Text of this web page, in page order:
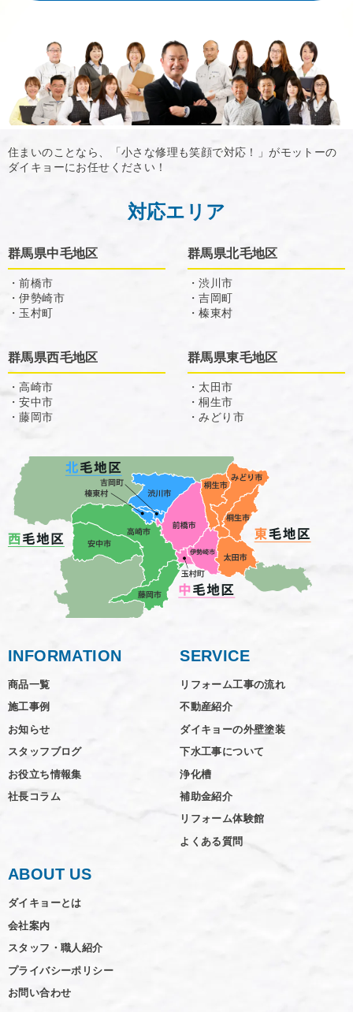
住まいのことなら、「小さな修理も笑顔で対応！」がモットーの
ダイキョーにお任せください！
対応エリア
群馬県中毛地区
・前橋市
・伊勢崎市
・玉村町
群馬県北毛地区
・渋川市
・吉岡町
・榛東村
群馬県西毛地区
・高崎市
・安中市
・藤岡市
群馬県東毛地区
・太田市
・桐生市
・みどり市
INFORMATION
商品一覧
施工事例
お知らせ
スタッフブログ
お役立ち情報集
社長コラム
SERVICE
リフォーム工事の流れ
不動産紹介
ダイキョーの外壁塗装
下水工事について
浄化槽
補助金紹介
リフォーム体験館
よくある質問
ABOUT US
ダイキョーとは
会社案内
スタッフ・職人紹介
プライバシーポリシー
お問い合わせ